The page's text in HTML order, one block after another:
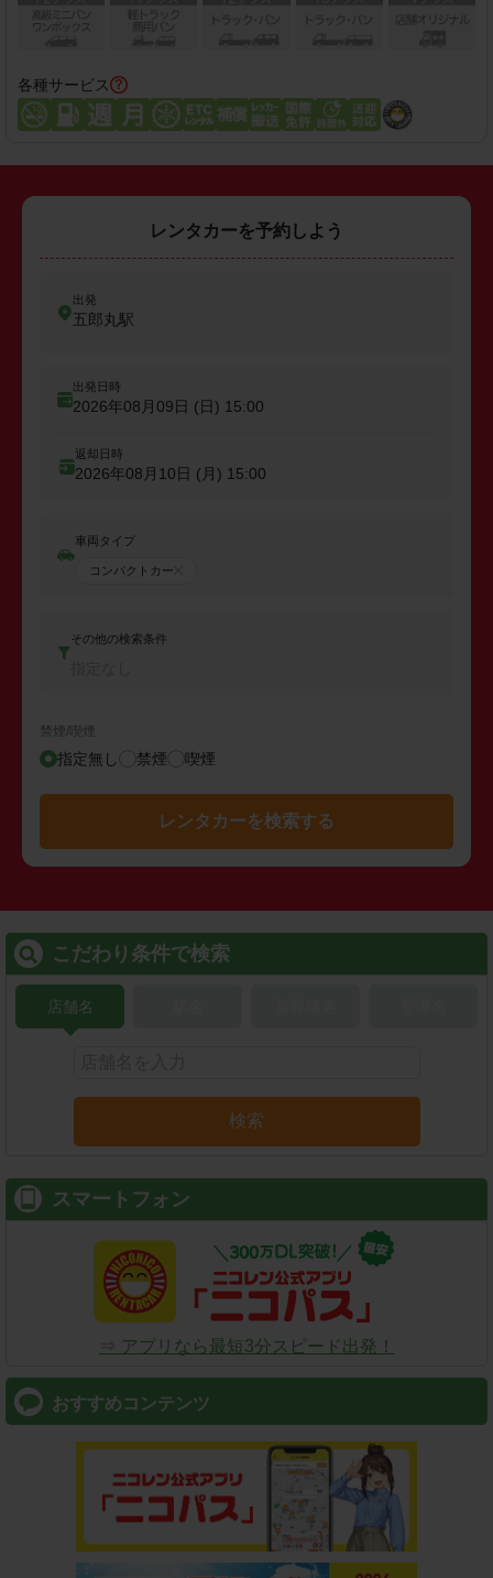
各種サービス
レンタカーを予約しよう
出発
五郎丸駅
出発日時
2026年08月09日 (日) 15:00
返却日時
2026年08月10日 (月) 15:00
車両タイプ
コンパクトカー
その他の検索条件
禁煙/喫煙
指定無し 禁煙 喫煙
レンタカーを検索する
こだわり条件で検索
店舗名
検索
スマートフォン
⇒ アプリなら最短3分スピード出発！
おすすめコンテンツ